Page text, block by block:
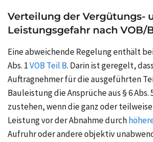
Verteilung der Vergütungs-
Leistungsgefahr nach VOB/
Eine abweichende Regelung enthält
Abs. 1VOB Teil B. Darin ist geregelt,
Auftragnehmer für die ausgeführten
Bauleistung die Ansprüche aus § 6 Abs.
zustehen, wenn die ganz oder
Leistung vor der Abnahme durch
Aufruhr oder andere objektiv